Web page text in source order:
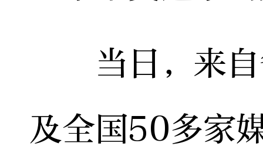
当日，来自
及全国50多家